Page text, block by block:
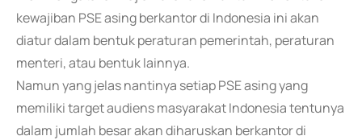
kewajiban PSE asing berkantor di Indonesia ini akan
diatur dalam bentuk peraturan pemerintah, peraturan
menteri, atau bentuk lainnya.
Namun yang jelas nantinya setiap PSE asing yang
memiliki target audiens masyarakat Indonesia tentunya
dalam jumlah besar akan diharuskan berkantor di